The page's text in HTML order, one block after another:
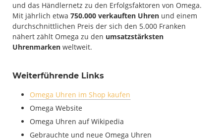
und das Händlernetz zu den Erfolgsfaktoren von Omega.
Mit jährlich etwa 750.000 verkauften Uhren und einem
durchschnittlichen Preis der sich den 5.000 Franken
nähert zählt Omega zu den umsatzstärksten
Uhrenmarken weltweit.
Weiterführende Links
Omega Uhren im Shop kaufen
Omega Website
Omega Uhren auf Wikipedia
Gebrauchte und neue Omega Uhren